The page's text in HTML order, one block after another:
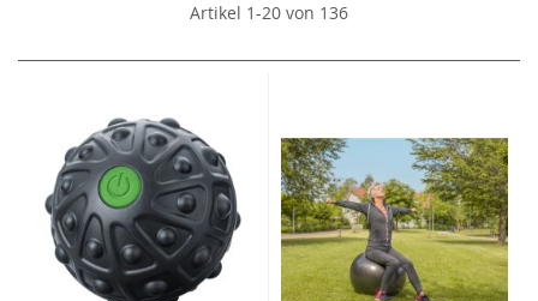
Artikel 1-20 von 136